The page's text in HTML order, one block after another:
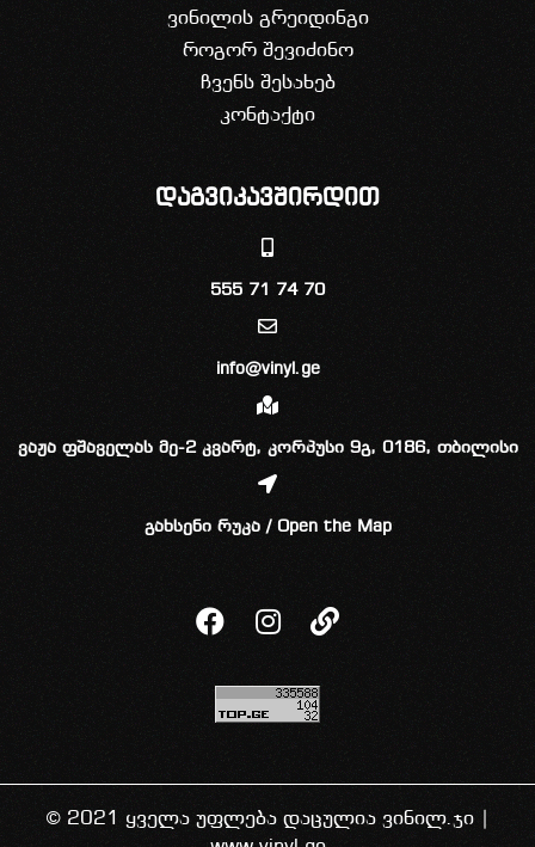
ვინილის გრეიდინგი
როგორ შევიძინო
ჩვენს შესახებ
კონტაქტი
დაგვიკავშირდით
555 71 74 70
info@vinyl.ge
ვაჟა ფშაველას მე-2 კვარტ, კორპუსი 9გ, 0186, თბილისი
გახსენი რუკა / Open the Map
© 2021 ყველა უფლება დაცულია ვინილ.ჯი |